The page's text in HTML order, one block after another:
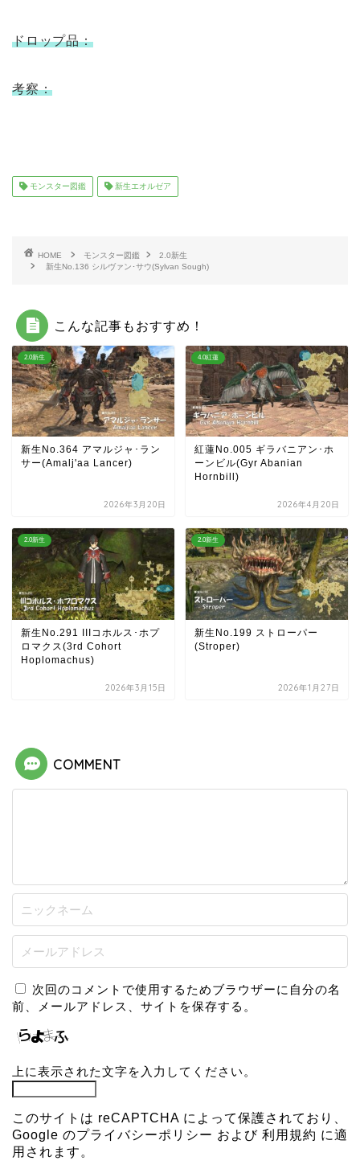
ドロップ品：
考察：
モンスター図鑑 新生エオルゼア
HOME モンスター図鑑
2.0新生
新生No.136 シルヴァン･サウ(Sylvan Sough)
こんな記事もおすすめ！
2.0新生
新生No.364 アマルジャ･ラン
サー(Amalj'aa Lancer)
2026年3月20日
4.0紅蓮
紅蓮No.005 ギラバニアン･ホ
ーンビル(Gyr Abanian
Hornbill)
2026年4月20日
2.0新生
新生No.291 IIIコホルス･ホプ
ロマクス(3rd Cohort
Hoplomachus)
2026年3月15日
2.0新生
新生No.199 ストローパー
(Stroper)
2026年1月27日
COMMENT
次回のコメントで使用するためブラウザーに自分の名
前、メールアドレス、サイトを保存する。
上に表示された文字を入力してください。
このサイトは reCAPTCHA によって保護されており、
Google のプライバシーポリシー および 利用規約 に適
用されます。